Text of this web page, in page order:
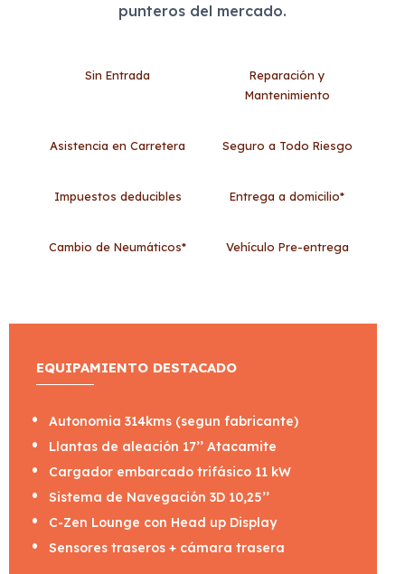
punteros del mercado.
Sin Entrada
Reparación y
Mantenimiento
Asistencia en Carretera Seguro a Todo Riesgo
Impuestos deducibles Entrega a domicilio*
Cambio de Neumáticos* Vehículo Pre-entrega
EQUIPAMIENTO DESTACADO
Autonomia 314kms (segun fabricante)
Llantas de aleación 17’’ Atacamite
Cargador embarcado trifásico 11 kW
Sistema de Navegación 3D 10,25’’
C-Zen Lounge con Head up Display
Sensores traseros + cámara trasera